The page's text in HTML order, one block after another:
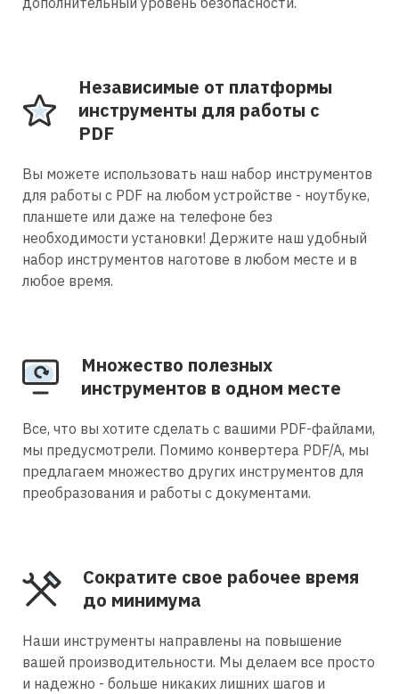
Независимые от платформы
инструменты для работы с
PDF
Вы можете использовать наш набор инструментов
для работы с PDF на любом устройстве - ноутбуке,
планшете или даже на телефоне без
необходимости установки! Держите наш удобный
набор инструментов наготове в любом месте и в
любое время.
Множество полезных
инструментов в одном месте
Все, что вы хотите сделать с вашими PDF-файлами,
мы предусмотрели. Помимо конвертера PDF/A, мы
предлагаем множество других инструментов для
преобразования и работы с документами.
Сократите свое рабочее время
до минимума
Наши инструменты направлены на повышение
вашей производительности. Мы делаем все просто
и надежно - больше никаких лишних шагов и